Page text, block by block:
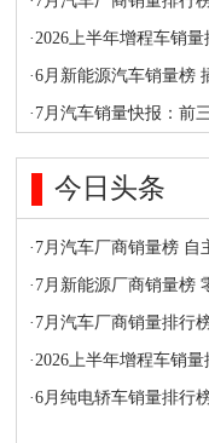
·2026上半年增程车销
·6月新能源汽车销量榜
· 7月汽车销量快报：前
今日头条
· 7月汽车厂商销量榜 自
· 7月新能源厂商销量榜
· 7月汽车厂商销量排行
·2026上半年增程车销
·6月纯电轿车销量排行